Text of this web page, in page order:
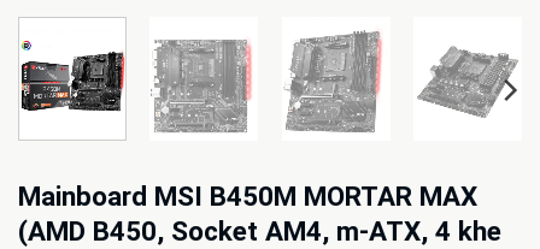
Mainboard MSI B450M MORTAR MAX
(AMD B450, Socket AM4, m-ATX, 4 khe